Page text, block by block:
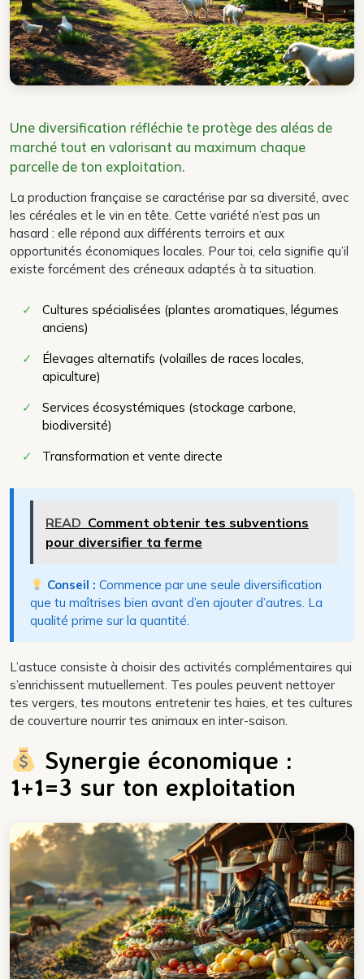
Une diversification réfléchie te protège des aléas de
marché tout en valorisant au maximum chaque
parcelle de ton exploitation.
La production française se caractérise par sa diversité, avec
les céréales et le vin en tête. Cette variété n’est pas un
hasard : elle répond aux différents terroirs et aux
opportunités économiques locales. Pour toi, cela signifie qu’il
existe forcément des créneaux adaptés à ta situation.
✓
Cultures spécialisées (plantes aromatiques, légumes
anciens)
✓
Élevages alternatifs (volailles de races locales,
apiculture)
✓
Services écosystémiques (stockage carbone,
biodiversité)
✓
Transformation et vente directe
READ Comment obtenir tes subventions
pour diversifier ta ferme
Conseil : Commence par une seule diversification
que tu maîtrises bien avant d’en ajouter d’autres. La
qualité prime sur la quantité.
L’astuce consiste à choisir des activités complémentaires qui
s’enrichissent mutuellement. Tes poules peuvent nettoyer
tes vergers, tes moutons entretenir tes haies, et tes cultures
de couverture nourrir tes animaux en inter-saison.
Synergie économique :
1+1=3 sur ton exploitation